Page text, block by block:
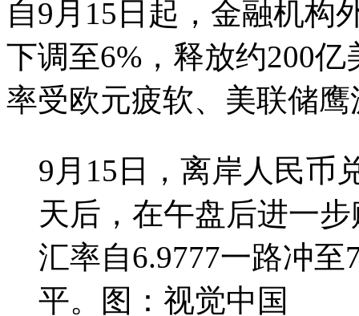
自9月15日起，金融机构
下调至6%，释放约200
率受欧元疲软、美联储
9月15日，离岸人民币
天后，在午盘后进一
汇率自6.9777一路冲至
平。图：视觉中国